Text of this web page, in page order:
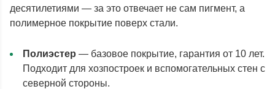
десятилетиями — за это отвечает не сам пигмент, а
полимерное покрытие поверх стали.
Полиэстер — базовое покрытие, гарантия от 10 лет.
Подходит для хозпостроек и вспомогательных стен с
северной стороны.